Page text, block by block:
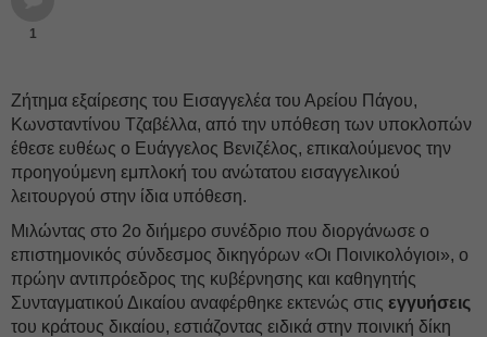
1
Ζήτημα εξαίρεσης του Εισαγγελέα του Αρείου Πάγου,
Κωνσταντίνου Τζαβέλλα, από την υπόθεση των υποκλοπών
έθεσε ευθέως ο Ευάγγελος Βενιζέλος, επικαλούμενος την
προηγούμενη εμπλοκή του ανώτατου εισαγγελικού
λειτουργού στην ίδια υπόθεση.
Μιλώντας στο 2ο διήμερο συνέδριο που διοργάνωσε ο
επιστημονικός σύνδεσμος δικηγόρων «Οι Ποινικολόγιοι», ο
πρώην αντιπρόεδρος της κυβέρνησης και καθηγητής
Συνταγματικού Δικαίου αναφέρθηκε εκτενώς στις εγγυήσεις
του κράτους δικαίου, εστιάζοντας ειδικά στην ποινική δίκη